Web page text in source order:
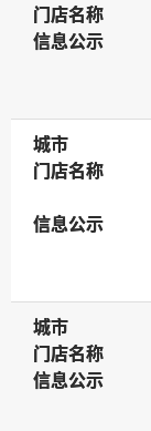
门店名称
门店名称
信息公示
信息公示
城市
城市
门店名称
门店名称
信息公示
信息公示
城市
城市
门店名称
门店名称
信息公示
信息公示